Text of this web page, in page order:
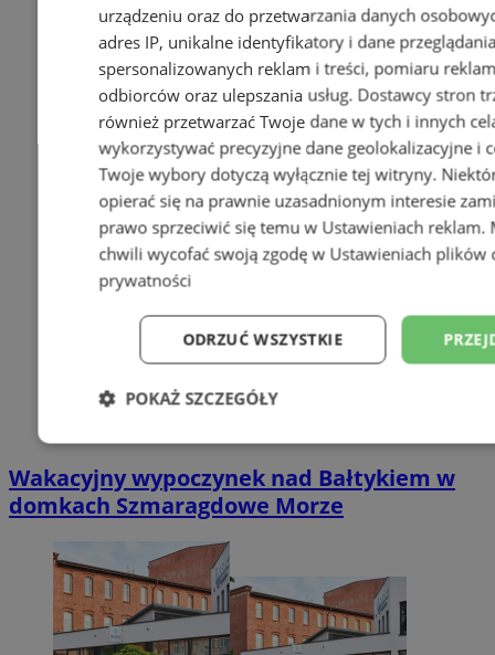
Wakacyjny wypoczynek nad Bałtykiem w
domkach Szmaragdowe Morze
urządzeniu oraz do przetwarzania danych
adres IP, unikalne identyfikatory i dane
spersonalizowanych reklam i treści, pomiaru
odbiorców oraz ulepszania usług. Dostawcy stron
również przetwarzać Twoje dane w tych i innych
wykorzystywać precyzyjne dane geolokalizacyjne i
Twoje wybory dotyczą wyłącznie tej witryny.
opierać się na prawnie uzasadnionym interesie
prawo sprzeciwić się temu w Ustawieniach reklam.
chwili wycofać swoją zgodę w Ustawieniach plików
prywatności
ODRZUĆ WSZYSTKIE
POKAŻ SZCZEGÓŁY
Niezbędne Wydajność